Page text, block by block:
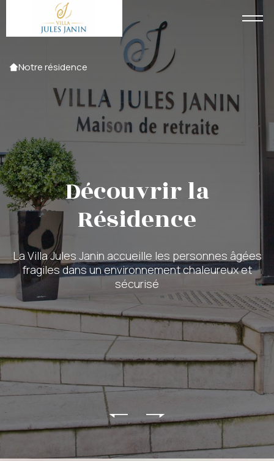
Accueil
Notre résidence
Découvrir la
Résidence
La Villa Jules Janin accueille les personnes âgées
fragiles dans un environnement chaleureux et
sécurisé